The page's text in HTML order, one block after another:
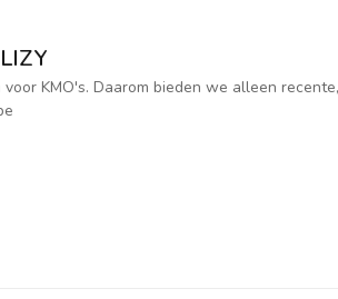
KMO's. Daarom bieden we alleen